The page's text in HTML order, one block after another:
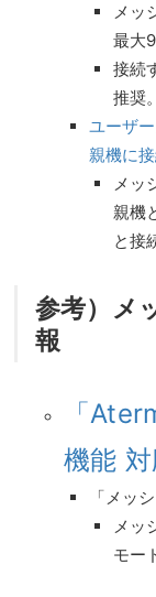
メッ
最大
接続
推奨。
ユーザ
親機に接
メッ
親機
と接
参考）メ
報
「
機能 対
「メッ
メッ
モー